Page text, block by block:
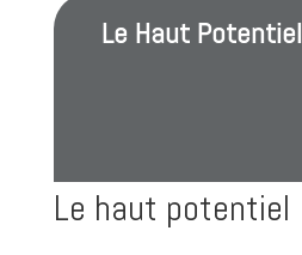
Le Haut Potentiel
Le haut potentiel